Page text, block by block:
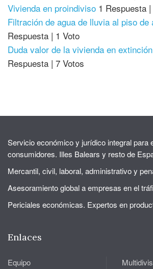
Vivienda en proindiviso 1 Respuesta |
Filtración de agua de lluvia al piso de
Respuesta | 1 Voto
Duda valor de la vivienda en
Respuesta | 7 Votos
Servicio económico y jurídico integral para
consumidores. Illes Balears y resto de
Mercantil, civil, laboral, administrativo y
Asesoramiento global a empresas en el
Periciales económicas. Expertos en
Enlaces
Equipo